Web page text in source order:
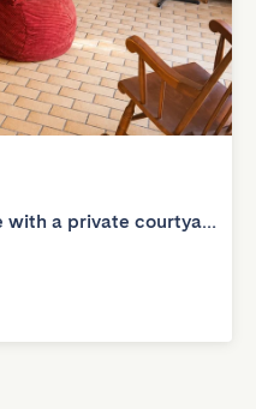
Getaway in Touraine–House with a private courtyard